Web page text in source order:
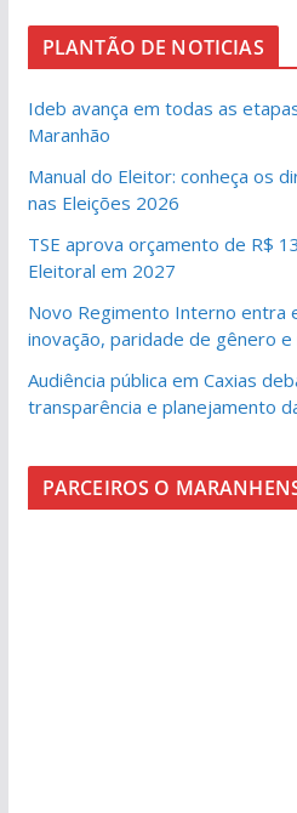
PLANTÃO DE NOTICIAS
Ideb avança em todas as
Maranhão
Manual do Eleitor: conheça os
nas Eleições 2026
TSE aprova orçamento de R$
Eleitoral em 2027
Novo Regimento Interno entra
inovação, paridade de gênero
Audiência pública em Caxias
transparência e planejamento
PARCEIROS O